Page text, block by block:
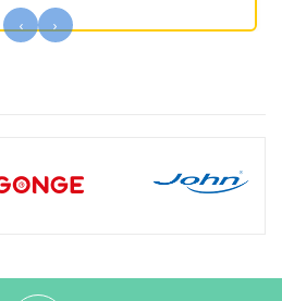
‹ ›